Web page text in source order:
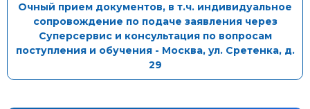
Очный прием документов, в т.ч. индивидуальное
сопровождение по подаче заявления через
Суперсервис и консультация по вопросам
поступления и обучения - Москва, ул. Сретенка, д.
29